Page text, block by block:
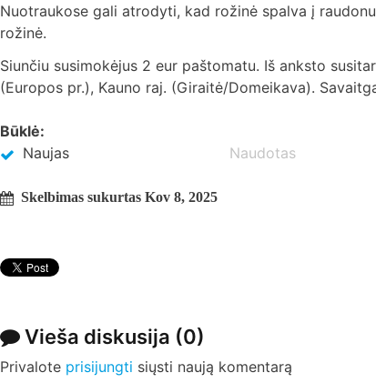
Nuotraukose gali atrodyti, kad rožinė spalva į
rožinė.
Siunčiu susimokėjus 2 eur paštomatu. Iš anksto
(Europos pr.), Kauno raj. (Giraitė/Domeikava).
Būklė:
Naujas
Naudotas
Skelbimas sukurtas Kov 8, 2025
Vieša diskusija (0)
Privalote prisijungti siųsti naują komentarą